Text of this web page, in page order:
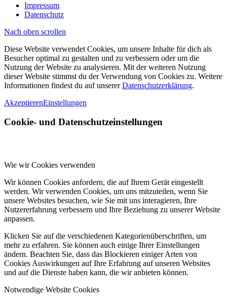
Impressum
Datenschutz
Nach oben scrollen
Diese Website verwendet Cookies, um unsere Inhalte für dich als
Besucher optimal zu gestalten und zu verbessern oder um die
Nutzung der Website zu analysieren. Mit der weiteren Nutzung
dieser Website stimmst du der Verwendung von Cookies zu. Weitere
Informationen findest du auf unsererDatenschutzerklärung.
AkzeptierenEinstellungen
Cookie- und Datenschutzeinstellungen
Wie wir Cookies verwenden
Wir können Cookies anfordern, die auf Ihrem Gerät eingestellt
werden. Wir verwenden Cookies, um uns mitzuteilen, wenn Sie
unsere Websites besuchen, wie Sie mit uns interagieren, Ihre
Nutzererfahrung verbessern und Ihre Beziehung zu unserer Website
anpassen.
Klicken Sie auf die verschiedenen Kategorienüberschriften, um
mehr zu erfahren. Sie können auch einige Ihrer Einstellungen
ändern. Beachten Sie, dass das Blockieren einiger Arten von
Cookies Auswirkungen auf Ihre Erfahrung auf unseren Websites
und auf die Dienste haben kann, die wir anbieten können.
Notwendige Website Cookies